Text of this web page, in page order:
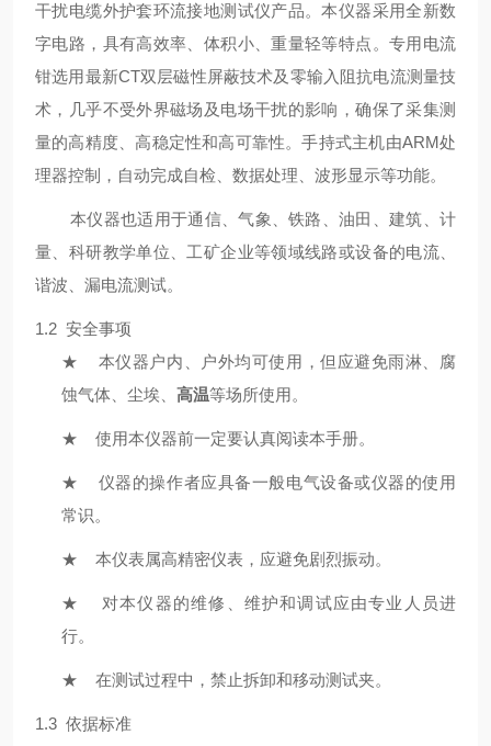
干扰电缆外护套环流接地测试仪产品。本仪器采用全新数
字电路，具有高效率、体积小、重量轻等特点。专用电流
钳选用最新CT双层磁性屏蔽技术及零输入阻抗电流测量技
术，几乎不受外界磁场及电场干扰的影响，确保了采集测
量的高精度、高稳定性和高可靠性。手持式主机由ARM处
理器控制，自动完成自检、数据处理、波形显示等功能。
本仪器也适用于通信、气象、铁路、油田、建筑、计
量、科研教学单位、工矿企业等领域线路或设备的电流、
谐波、漏电流测试。
1.2 安全事项
★
本仪器户内、户外均可使用，但应避免雨淋、腐
蚀气体、尘埃、 高温等场所使用。
★ 使用本仪器前一定要认真阅读本手册。
★
仪器的操作者应具备一般电气设备或仪器的使用
常识。
★ 本仪表属高精密仪表，应避免剧烈振动。
★
对本仪器的维修、维护和调试应由专业人员进
行。
★ 在测试过程中，禁止拆卸和移动测试夹。
1.3 依据标准